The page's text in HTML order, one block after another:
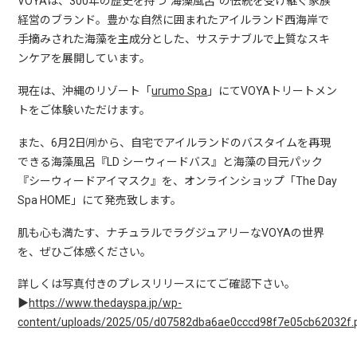
経営のブランド。豊かな自然に囲まれたアイルランド西海岸で
手摘みされた海藻を主成分とした、サステナブルで上質なスキ
ンケアを展開しています。
現在は、沖縄のリゾート「urumo Spa 」にてVOYAトリートメン
トをご体験いただけます。
また、6月2日㈪から、自宅でアイルランドのバスタイムを再現
できる海藻風呂『LD シーウィードバス』と海藻の目元パック
『シーウィードアイマスク』を、オンラインショップ「The Day
Spa HOME」にて発売致します。
肌も心も満たす、ナチュラルでラグジュアリーなVOYAの世界
を、ぜひご体感ください。
詳しくは写真付きのプレスリリースにてご確認下さい。
▶https://www.thedayspa.jp/wp-
content/uploads/2025/05/